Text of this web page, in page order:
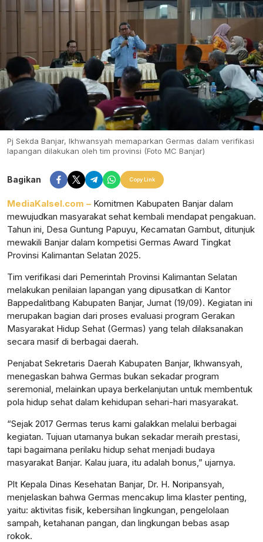
Pj Sekda Banjar, Ikhwansyah memaparkan Germas dalam verifikasi
lapangan dilakukan oleh tim provinsi (Foto MC Banjar)
Bagikan Copy Link
MediaKalsel.com – Komitmen Kabupaten Banjar dalam
mewujudkan masyarakat sehat kembali mendapat pengakuan.
Tahun ini, Desa Guntung Papuyu, Kecamatan Gambut, ditunjuk
mewakili Banjar dalam kompetisi Germas Award Tingkat
Provinsi Kalimantan Selatan 2025.
Tim verifikasi dari Pemerintah Provinsi Kalimantan Selatan
melakukan penilaian lapangan yang dipusatkan di Kantor
Bappedalitbang Kabupaten Banjar, Jumat (19/09). Kegiatan ini
merupakan bagian dari proses evaluasi program Gerakan
Masyarakat Hidup Sehat (Germas) yang telah dilaksanakan
secara masif di berbagai daerah.
Penjabat Sekretaris Daerah Kabupaten Banjar, Ikhwansyah,
menegaskan bahwa Germas bukan sekadar program
seremonial, melainkan upaya berkelanjutan untuk membentuk
pola hidup sehat dalam kehidupan sehari-hari masyarakat.
“Sejak 2017 Germas terus kami galakkan melalui berbagai
kegiatan. Tujuan utamanya bukan sekadar meraih prestasi,
tapi bagaimana perilaku hidup sehat menjadi budaya
masyarakat Banjar. Kalau juara, itu adalah bonus,” ujarnya.
Plt Kepala Dinas Kesehatan Banjar, Dr. H. Noripansyah,
menjelaskan bahwa Germas mencakup lima klaster penting,
yaitu: aktivitas fisik, kebersihan lingkungan, pengelolaan
sampah, ketahanan pangan, dan lingkungan bebas asap
rokok.